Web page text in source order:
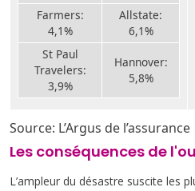
Farmers:
4,1%
Allstate:
6,1%
St Paul
Travelers:
3,9%
Hannover:
5,8%
Source: L’Argus de l’assurance
Les conséquences de
L’ampleur du désastre suscite les